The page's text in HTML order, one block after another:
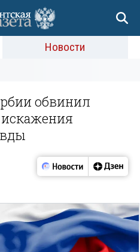
Новости
обвинил